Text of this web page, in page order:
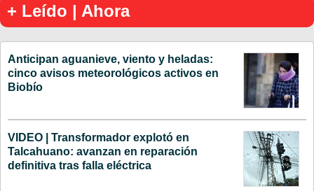
+ Leído | Ahora
Anticipan aguanieve, viento y heladas:
cinco avisos meteorológicos activos en
Biobío
VIDEO | Transformador explotó en
Talcahuano: avanzan en reparación
definitiva tras falla eléctrica